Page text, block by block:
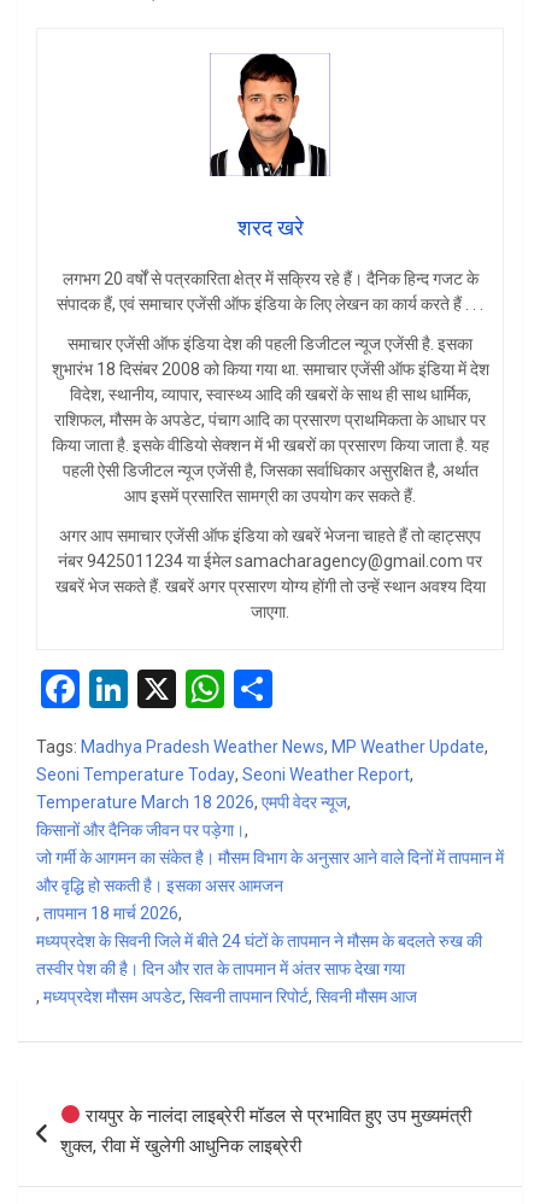
शरद खरे
लगभग 20 वर्षों से पत्रकारिता क्षेत्र में सक्रिय रहे हैं। दैनिक हिन्द गजट के
संपादक हैं, एवं समाचार एजेंसी ऑफ इंडिया के लिए लेखन का कार्य करते हैं . . .
समाचार एजेंसी ऑफ इंडिया देश की पहली डिजीटल न्यूज एजेंसी है. इसका
शुभारंभ 18 दिसंबर 2008 को किया गया था. समाचार एजेंसी ऑफ इंडिया में देश
विदेश, स्थानीय, व्यापार, स्वास्थ्य आदि की खबरों के साथ ही साथ धार्मिक,
राशिफल, मौसम के अपडेट, पंचाग आदि का प्रसारण प्राथमिकता के आधार पर
किया जाता है. इसके वीडियो सेक्शन में भी खबरों का प्रसारण किया जाता है. यह
पहली ऐसी डिजीटल न्यूज एजेंसी है, जिसका सर्वाधिकार असुरक्षित है, अर्थात
आप इसमें प्रसारित सामग्री का उपयोग कर सकते हैं.
अगर आप समाचार एजेंसी ऑफ इंडिया को खबरें भेजना चाहते हैं तो व्हाट्सएप
नंबर 9425011234 या ईमेल samacharagency@gmail.com पर
खबरें भेज सकते हैं. खबरें अगर प्रसारण योग्य होंगी तो उन्हें स्थान अवश्य दिया
जाएगा.
F
ce
b
o
o
k
Li
ke
dI
n
X
W
at
s
A
p
ar
e
Tags: Madhya Pradesh Weather News, MP Weather Update,
Seoni Temperature Today, Seoni Weather Report,
Temperature March 18 2026, एमपी वेदर न्यूज,
किसानों और दैनिक जीवन पर पड़ेगा।,
जो गर्मी के आगमन का संकेत है। मौसम विभाग के अनुसार आने वाले दिनों में तापमान में
और वृद्धि हो सकती है। इसका असर आमजन
, तापमान 18 मार्च 2026,
मध्यप्रदेश के सिवनी जिले में बीते 24 घंटों के तापमान ने मौसम के बदलते रुख की
तस्वीर पेश की है। दिन और रात के तापमान में अंतर साफ देखा गया
, मध्यप्रदेश मौसम अपडेट, सिवनी तापमान रिपोर्ट, सिवनी मौसम आज
navigation
रायपुर के नालंदा लाइब्रेरी मॉडल से प्रभावित हुए उप मुख्यमंत्री
शुक्ल, रीवा में खुलेगी आधुनिक लाइब्रेरी